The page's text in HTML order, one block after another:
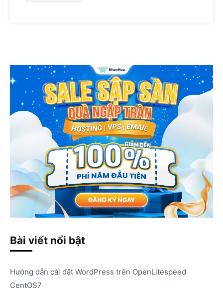
Bài viết nổi bật
Hướng dẫn cài đặt WordPress trên OpenLitespeed
CentOS7